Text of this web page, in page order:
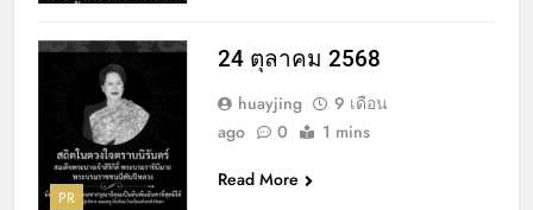
PR
24 ตุลาคม 2568
huayjing
9 เดือน
ago
0
1 mins
Read More